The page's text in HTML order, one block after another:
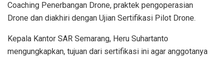
Coaching Penerbangan Drone, praktek pengoperasian
Drone dan diakhiri dengan Ujian Sertifikasi Pilot Drone.
Kepala Kantor SAR Semarang, Heru Suhartanto
mengungkapkan, tujuan dari sertifikasi ini agar anggotanya